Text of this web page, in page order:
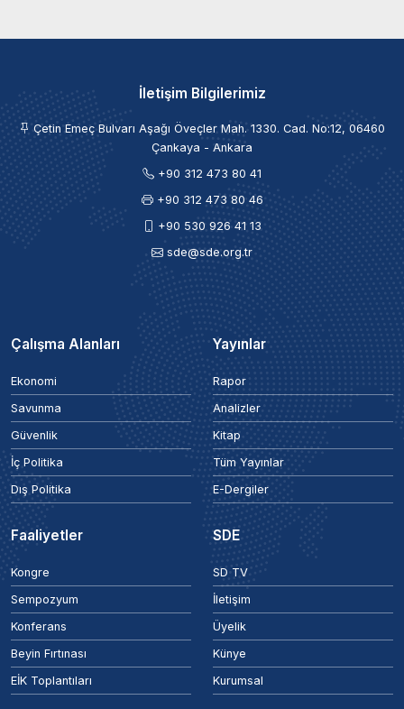
İletişim Bilgilerimiz
Çetin Emeç Bulvarı Aşağı Öveçler Mah. 1330. Cad. No:12, 06460
Çankaya - Ankara
+90 312 473 80 41
+90 312 473 80 46
+90 530 926 41 13
sde@sde.org.tr
Çalışma Alanları
Ekonomi
Savunma
Güvenlik
İç Politika
Dış Politika
Yayınlar
Rapor
Analizler
Kitap
Tüm Yayınlar
E-Dergiler
Faaliyetler
Kongre
Sempozyum
Konferans
Beyin Fırtınası
EİK Toplantıları
SDE
SD TV
İletişim
Üyelik
Künye
Kurumsal